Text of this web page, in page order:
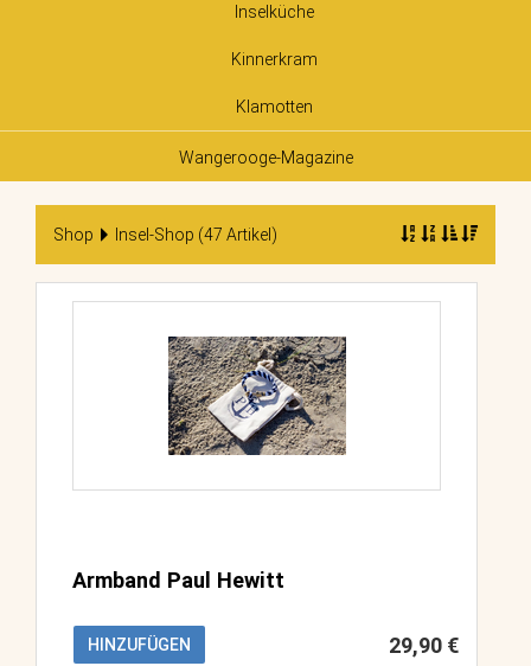
Inselküche
Kinnerkram
Klamotten
Wangerooge-Magazine
Shop Insel-Shop (47 Artikel)
Armband Paul Hewitt
HINZUFÜGEN 29,90 €